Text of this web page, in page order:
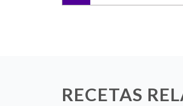
RECETAS